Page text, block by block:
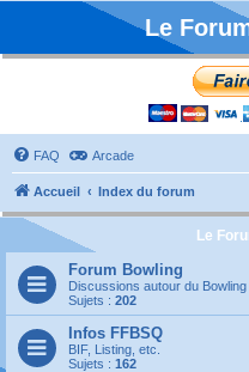
Le
FAQ Arcade
Accueil Index du forum
Le
Forum Bowling
Discussions autour du Bowling
Sujets : 202
Infos FFBSQ
BIF, Listing, etc.
Sujets : 162